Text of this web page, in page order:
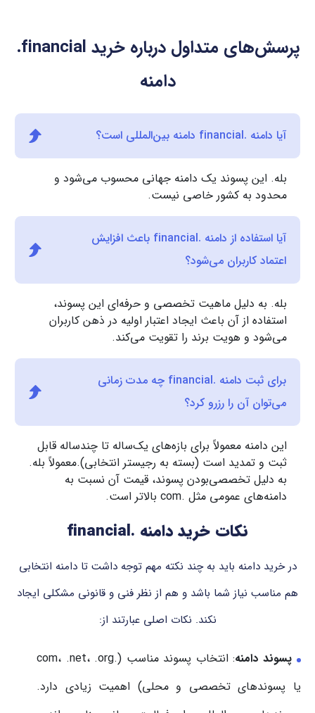
.financial
دامنه
آیا دامنه .financial دامنه بین‌المللی است؟
بله. این پسوند یک دامنه جهانی محسوب می‌شود و
محدود به کشور خاصی نیست.
آیا استفاده از دامنه .financial باعث افزایش
اعتماد کاربران می‌شود؟
بله. به دلیل ماهیت تخصصی و حرفه‌ای این پسوند،
استفاده از آن باعث ایجاد اعتبار اولیه در ذهن کاربران
می‌شود و هویت برند را تقویت می‌کند.
برای ثبت دامنه .financial چه مدت زمانی
می‌توان آن را رزرو کرد؟
این دامنه معمولاً برای بازه‌های یک‌ساله تا چندساله قابل
ثبت و تمدید است (بسته به رجیستر انتخابی).معمولاً بله.
به دلیل تخصصی‌بودن پسوند، قیمت آن نسبت به
دامنه‌های عمومی مثل .com بالاتر است.
نکات خرید دامنه .financial
در خرید دامنه باید به چند نکته مهم توجه داشت تا دامنه انتخابی
هم مناسب نیاز شما باشد و هم از نظر فنی و قانونی مشکلی ایجاد
نکند. نکات اصلی عبارتند از:
پسوند دامنه
: انتخاب پسوند مناسب (.com، .net، .org
یا پسوندهای تخصصی و محلی) اهمیت زیادی دارد.